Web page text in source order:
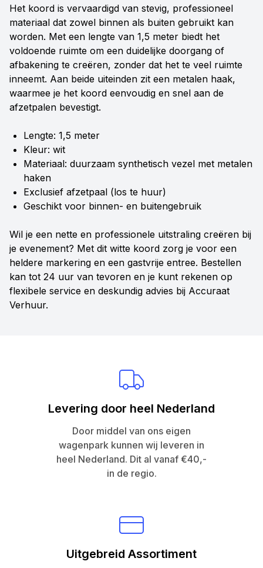
Het koord is vervaardigd van stevig, professioneel
materiaal dat zowel binnen als buiten gebruikt kan
worden. Met een lengte van 1,5 meter biedt het
voldoende ruimte om een duidelijke doorgang of
afbakening te creëren, zonder dat het te veel ruimte
inneemt. Aan beide uiteinden zit een metalen haak,
waarmee je het koord eenvoudig en snel aan de
afzetpalen bevestigt.
Lengte: 1,5 meter
Kleur: wit
Materiaal: duurzaam synthetisch vezel met metalen
haken
Exclusief afzetpaal (los te huur)
Geschikt voor binnen- en buitengebruik
Wil je een nette en professionele uitstraling creëren bij
je evenement? Met dit witte koord zorg je voor een
heldere markering en een gastvrije entree. Bestellen
kan tot 24 uur van tevoren en je kunt rekenen op
flexibele service en deskundig advies bij Accuraat
Verhuur.
Levering door heel Nederland
Door middel van ons eigen
wagenpark kunnen wij leveren in
heel Nederland. Dit al vanaf €40,-
in de regio.
Uitgebreid Assortiment